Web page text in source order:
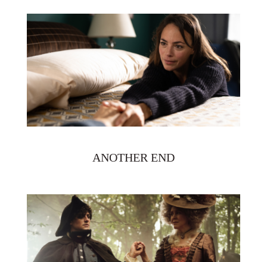
ANOTHER END